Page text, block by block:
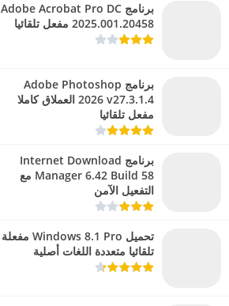
برنامج Adobe Acrobat Pro DC
2025.001.20458 مفعل تلقائيا
برنامج Adobe Photoshop
2026 v27.3.1.4 العملاق كاملا
مفعل تلقائيا
برنامج Internet Download
Manager 6.42 Build 58 مع
التفعيل الآمن
تحميل Windows 8.1 Pro مفعلة
تلقائيا متعددة اللغات أصلية